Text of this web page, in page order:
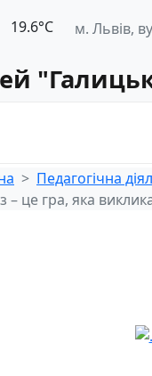
19.6°С м. Львів,
Педагогічна
– це гра, яка